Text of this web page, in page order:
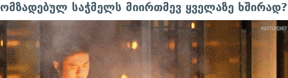
საჭმელს მიირთმევ ყველაზე ხშირად?